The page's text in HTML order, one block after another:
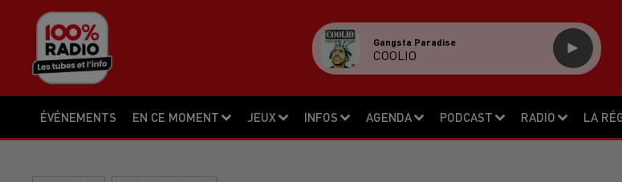
ÉVÉNEMENTS EN CE MOMENT JEUX INFOS AGENDA PODCAST RADIO LA
Gangsta Paradise
COOLIO